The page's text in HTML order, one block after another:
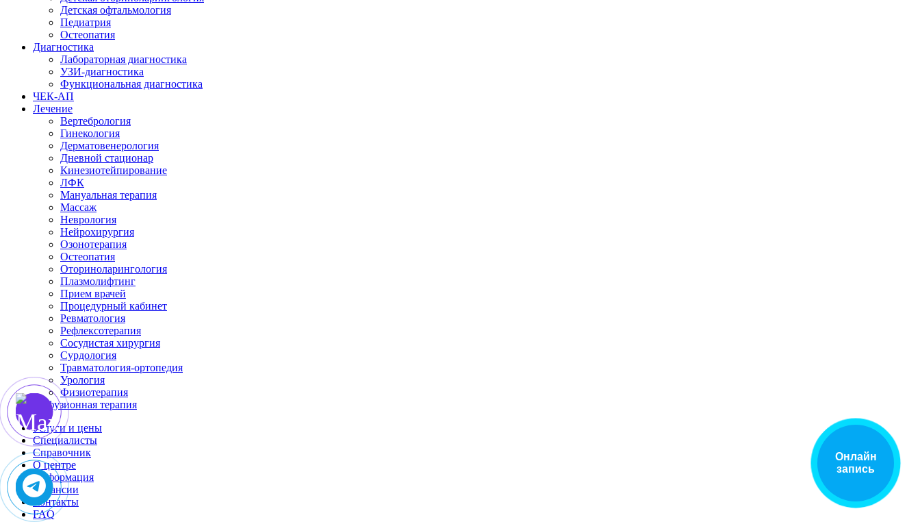
Онлайн
запись
Детская офтальмология
Педиатрия
Остеопатия
Диагностика
Лабораторная диагностика
УЗИ-диагностика
Функциональная диагностика
ЧЕК-АП
Лечение
Вертебрология
Гинекология
Дерматовенерология
Дневной стационар
Кинезиотейпирование
ЛФК
Мануальная терапия
Массаж
Неврология
Нейрохирургия
Озонотерапия
Остеопатия
Оториноларингология
Плазмолифтинг
Прием врачей
Процедурный кабинет
Ревматология
Рефлексотерапия
Сосудистая хирургия
Сурдология
Травматология-ортопедия
Урология
Физиотерапия
Инфузионная терапия
Услуги и цены
Специалисты
Справочник
О центре
Информация
Вакансии
Контакты
FAQ